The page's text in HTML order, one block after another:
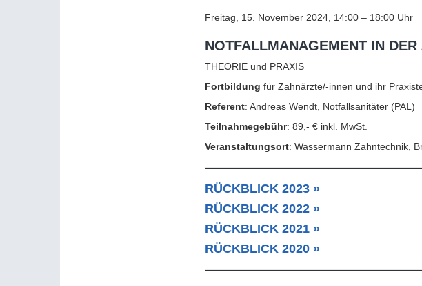
Freitag, 15. November 2024, 14:00 – 18:00 Uhr
NOTFALLMANAGEMENT IN
THEORIE und PRAXIS
Fortbildung für Zahnärzte/-innen und ihr
Referent: Andreas Wendt, Notfallsanitäter (PAL)
Teilnahmegebühr: 89,‐ € inkl. MwSt.
Veranstaltungsort: Wassermann Zahntechnik,
RÜCKBLICK 2023 »
RÜCKBLICK 2022 »
RÜCKBLICK 2021 »
RÜCKBLICK 2020 »